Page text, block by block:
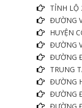
TỈNH LỘ
ĐƯỜNG
HUYỆN
ĐƯỜNG
ĐƯỜNG
TRUNG
ĐƯỜNG
ĐƯỜNG